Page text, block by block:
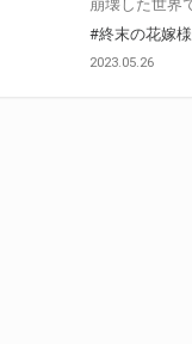
#終末の花嫁様
2023.05.26